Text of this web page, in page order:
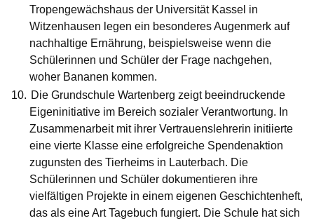
Tropengewächshaus der Universität Kassel in
Witzenhausen legen ein besonderes Augenmerk auf
nachhaltige Ernährung, beispielsweise wenn die
Schülerinnen und Schüler der Frage nachgehen,
woher Bananen kommen.
Die Grundschule Wartenberg zeigt beeindruckende
Eigeninitiative im Bereich sozialer Verantwortung. In
Zusammenarbeit mit ihrer Vertrauenslehrerin initiierte
eine vierte Klasse eine erfolgreiche Spendenaktion
zugunsten des Tierheims in Lauterbach. Die
Schülerinnen und Schüler dokumentieren ihre
vielfältigen Projekte in einem eigenen Geschichtenheft,
das als eine Art Tagebuch fungiert. Die Schule hat sich